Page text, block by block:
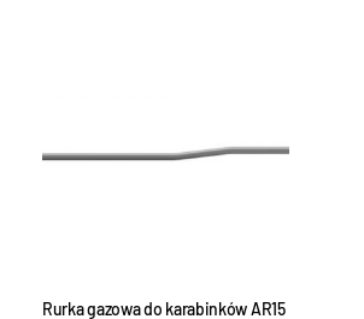
Rurka gazowa do karabinków AR15